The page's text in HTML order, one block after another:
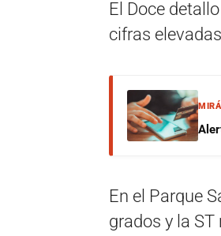
El Doce
cifras
En el Parque
grados y la